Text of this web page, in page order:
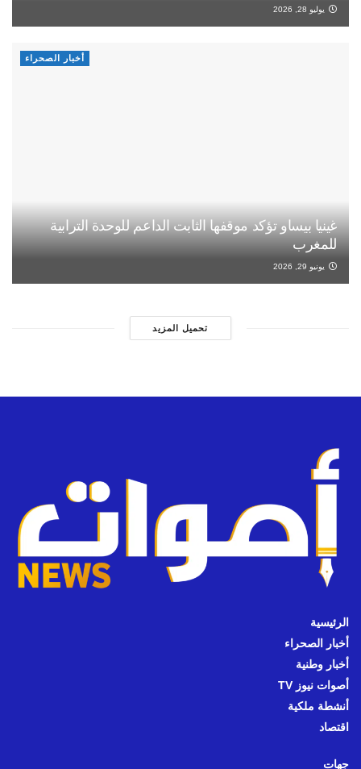
يوليو 28, 2026
أخبار الصحراء
غينيا بيساو تؤكد موقفها الثابت الداعم للوحدة الترابية
للمغرب
يونيو 29, 2026
تحميل المزيد
الرئيسية
أخبار الصحراء
أخبار وطنية
أصوات نيوز TV
أنشطة ملكية
اقتصاد
جهات